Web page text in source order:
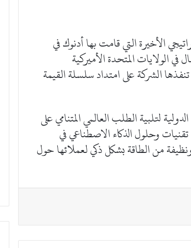
الأخيرة التي قامت بها أدنوك في
الولايات المتحدة الأميركية
الشركة على امتداد سلسلة القيمة
لتلبية الطلب العالمي المتنامي على
وحلول الذكاء الاصطناعي في
من الطاقة بشكل ذكي لعملائها حول